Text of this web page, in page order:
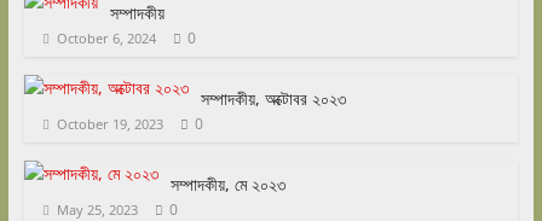
সম্পাদকীয়
October 6, 2024 0
সম্পাদকীয়, অক্টোবর ২০২৩
October 19, 2023 0
সম্পাদকীয়, মে ২০২৩
May 25, 2023 0